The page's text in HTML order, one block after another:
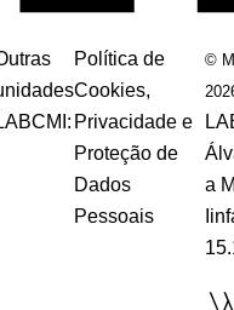
Política de
Cookies,
Privacidade e
Proteção de
Dados
Pessoais
©
a